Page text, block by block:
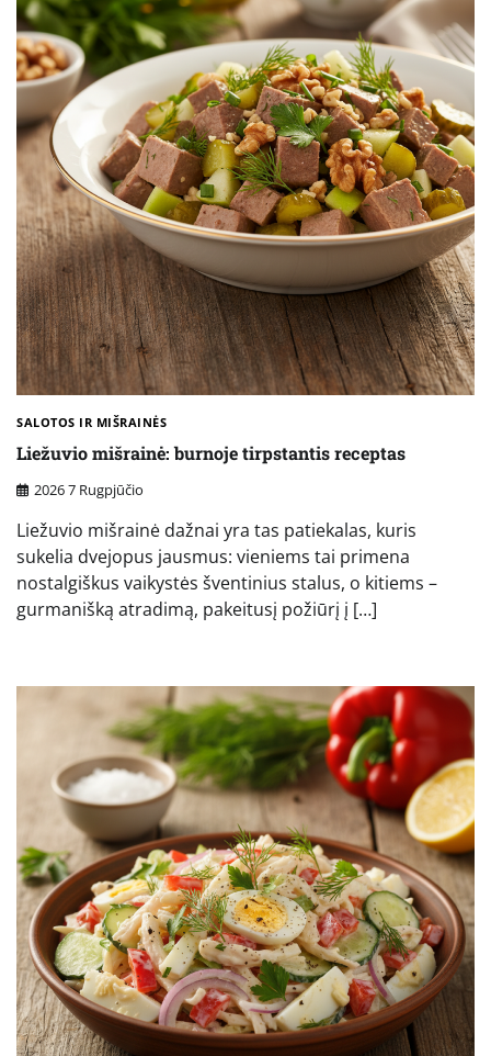
SALOTOS IR MIŠRAINĖS
Liežuvio mišrainė: burnoje tirpstantis receptas
2026 7 Rugpjūčio
Liežuvio mišrainė dažnai yra tas patiekalas, kuris
sukelia dvejopus jausmus: vieniems tai primena
nostalgiškus vaikystės šventinius stalus, o kitiems –
gurmanišką atradimą, pakeitusį požiūrį į […]